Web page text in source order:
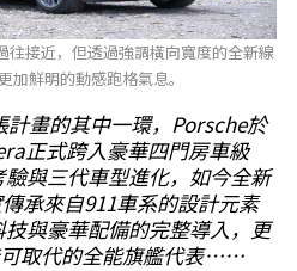
往接近，但透過強調橫向寬度的全新線
加鮮明的動感跑格氣息。
計畫的其中一環，Porsche於
正式跨入豪華四門房車級
與三代車型進化，如今全新
承來自911車系的設計元素
與豪華配備的完整導入，更
取代的全能旗艦代表……